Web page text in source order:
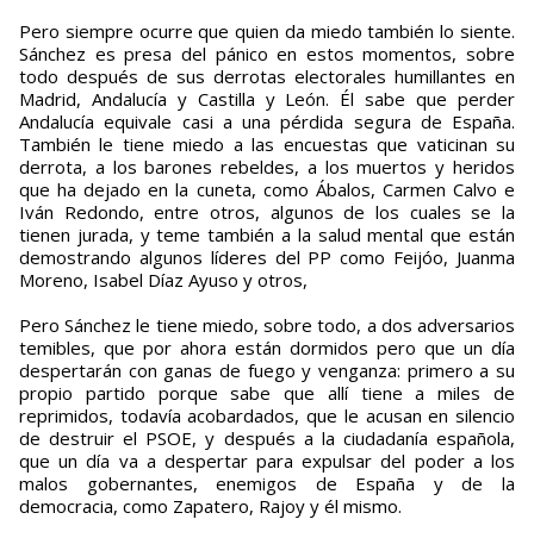
Pero siempre ocurre que quien da miedo también lo siente.
Sánchez es presa del pánico en estos momentos, sobre
todo después de sus derrotas electorales humillantes en
Madrid, Andalucía y Castilla y León. Él sabe que perder
Andalucía equivale casi a una pérdida segura de España.
También le tiene miedo a las encuestas que vaticinan su
derrota, a los barones rebeldes, a los muertos y heridos
que ha dejado en la cuneta, como Ábalos, Carmen Calvo e
Iván Redondo, entre otros, algunos de los cuales se la
tienen jurada, y teme también a la salud mental que están
demostrando algunos líderes del PP como Feijóo, Juanma
Moreno, Isabel Díaz Ayuso y otros,
Pero Sánchez le tiene miedo, sobre todo, a dos adversarios
temibles, que por ahora están dormidos pero que un día
despertarán con ganas de fuego y venganza: primero a su
propio partido porque sabe que allí tiene a miles de
reprimidos, todavía acobardados, que le acusan en silencio
de destruir el PSOE, y después a la ciudadanía española,
que un día va a despertar para expulsar del poder a los
malos gobernantes, enemigos de España y de la
democracia, como Zapatero, Rajoy y él mismo.